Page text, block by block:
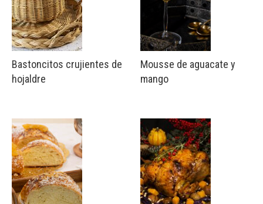
Bastoncitos crujientes de
hojaldre
Mousse de aguacate y
mango